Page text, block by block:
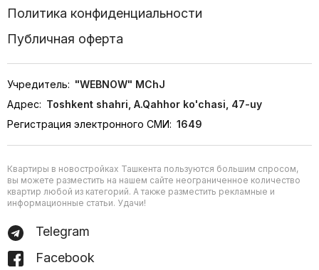
Политика конфиденциальности
Публичная оферта
Учредитель: "WEBNOW" MChJ
Адрес: Toshkent shahri, A.Qahhor ko'chasi, 47-uy
Регистрация электронного СМИ: 1649
Квартиры в новостройках Ташкента пользуются большим спросом,
вы можете разместить на нашем сайте неограниченное количество
квартир любой из категорий. А также разместить рекламные и
информационные статьи. Удачи!
Telegram
Facebook